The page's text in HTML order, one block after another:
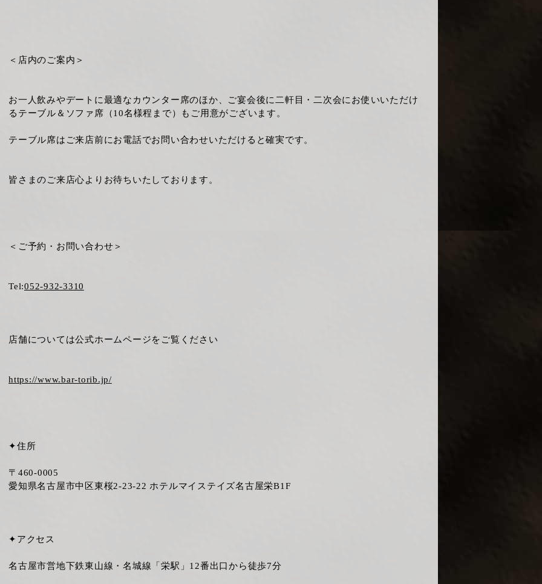
＜店内のご案内＞
お一人飲みやデートに最適なカウンター席のほか、ご宴会後に二軒目・二次会にお使いいただけ
るテーブル＆ソファ席（10名様程まで）もご用意がございます。
テーブル席はご来店前にお電話でお問い合わせいただけると確実です。
皆さまのご来店心よりお待ちいたしております。
＜ご予約・お問い合わせ＞
Tel:052-932-3310
店舗については公式ホームページをご覧ください
https://www.bar-torib.jp/
✦住所
〒460-0005
愛知県名古屋市中区東桜2-23-22 ホテルマイステイズ名古屋栄B1F
✦アクセス
名古屋市営地下鉄東山線・名城線「栄駅」12番出口から徒歩7分